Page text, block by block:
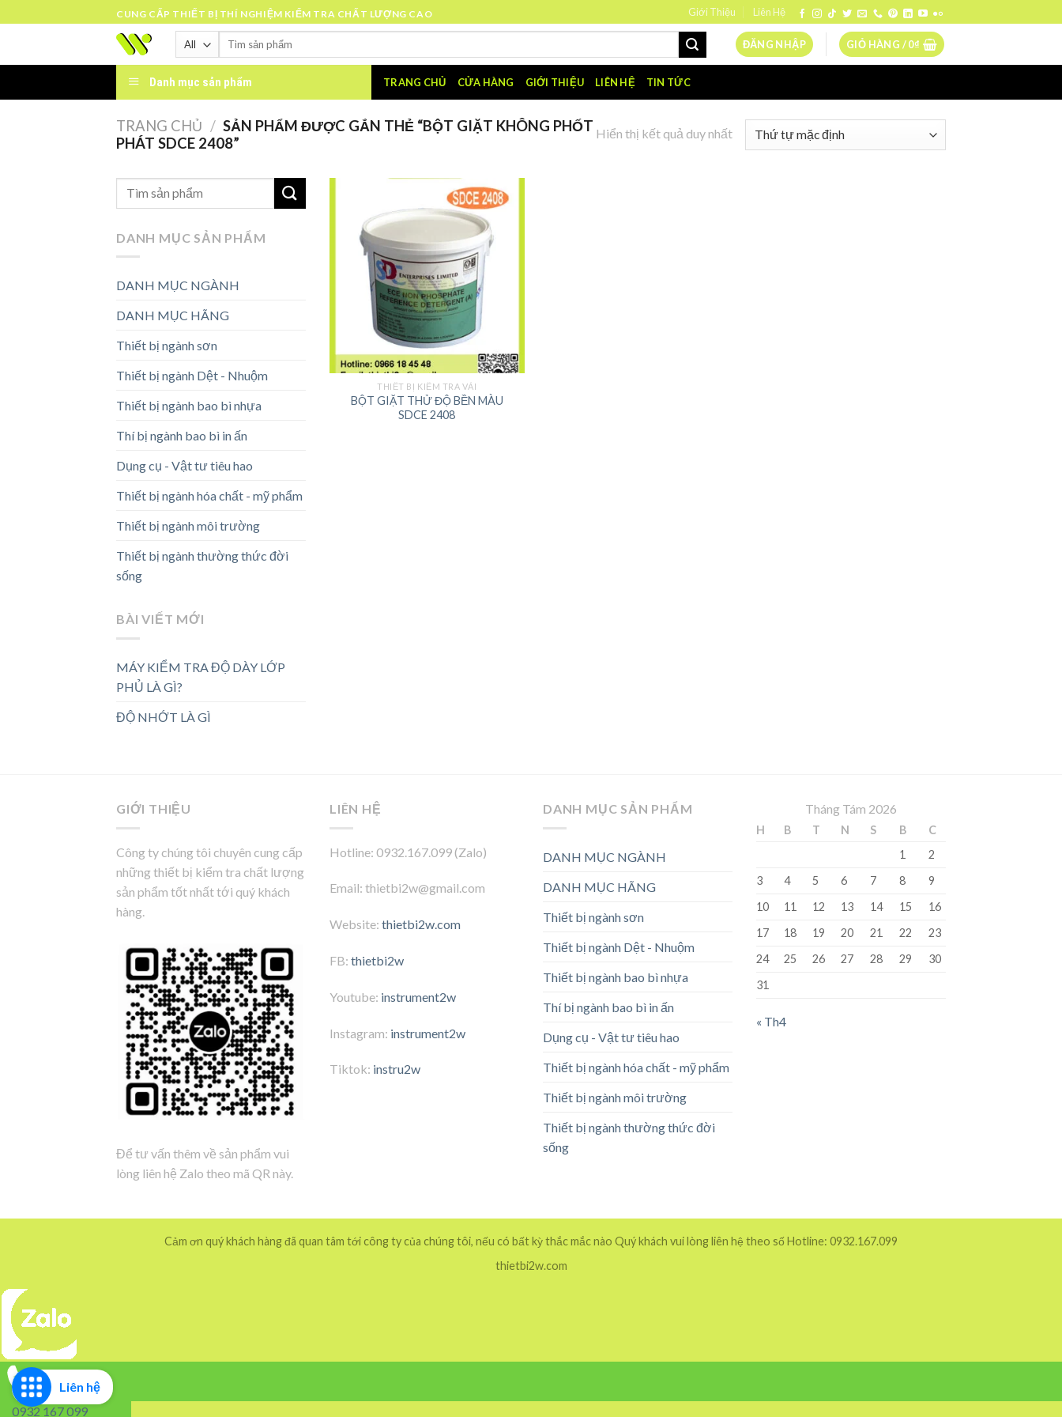
to
CUNG CẤP THIẾT BỊ THÍ NGHIỆM KIỂM TRA CHẤT LƯỢNG CAO Giới Thiệu Liên Hệ
Tìm
ĐĂNG NHẬP GIỎ HÀNG /0₫
Danh mục sản phẩm TRANG CHỦ CỬA HÀNG GIỚI THIỆU LIÊN HỆ TIN TỨC
TRANG CHỦ / SẢN PHẨM ĐƯỢC GẮN THẺ “BỘT GIẶT KHÔNG PHỐT
PHÁT SDCE 2408”
Hiển thị kết quả duy nhất
DANH MỤC SẢN PHẨM
DANH MỤC NGÀNH
DANH MỤC HÃNG
Thiết bị ngành sơn
Thiết bị ngành Dệt - Nhuộm
Thiết bị ngành bao bì nhựa
Thí bị ngành bao bì in ấn
Dụng cụ - Vật tư tiêu hao
Thiết bị ngành hóa chất - mỹ phẩm
Thiết bị ngành môi trường
Thiết bị ngành thường thức đời
sống
BÀI VIẾT MỚI
MÁY KIỂM TRA ĐỘ DÀY LỚP
PHỦ LÀ GÌ?
ĐỘ NHỚT LÀ GÌ
THIẾT BỊ KIỂM TRA VẢI
BỘT GIẶT THỬ ĐỘ BỀN MÀU
SDCE 2408
GIỚI THIỆU
Công ty chúng tôi chuyên cung cấp
những thiết bị kiểm tra chất lượng
sản phẩm tốt nhất tới quý khách
hàng.
Để tư vấn thêm về sản phẩm vui
lòng liên hệ Zalo theo mã QR này.
LIÊN HỆ
Hotline: 0932.167.099 (Zalo)
Email: thietbi2w@gmail.com
Website: thietbi2w.com
FB: thietbi2w
Youtube: instrument2w
Instagram: instrument2w
Tiktok: instru2w
DANH MỤC SẢN PHẨM
DANH MỤC NGÀNH
DANH MỤC HÃNG
Thiết bị ngành sơn
Thiết bị ngành Dệt - Nhuộm
Thiết bị ngành bao bì nhựa
Thí bị ngành bao bì in ấn
Dụng cụ - Vật tư tiêu hao
Thiết bị ngành hóa chất - mỹ phẩm
Thiết bị ngành môi trường
Thiết bị ngành thường thức đời
sống
Tháng Tám 2026
H B T N S B
C
1
2
3
4 5 6 7 8
9
10
11 12 13 14 15
16
17
18 19 20 21 22
23
24
25 26 27 28 29
30
31
« Th4
Cảm ơn quý khách hàng đã quan tâm tới công ty của chúng tôi, nếu có bất kỳ thắc mắc nào Quý khách vui lòng liên hệ theo số Hotline: 0932.167.099
thietbi2w.com
Liên hệ
0932 167 099